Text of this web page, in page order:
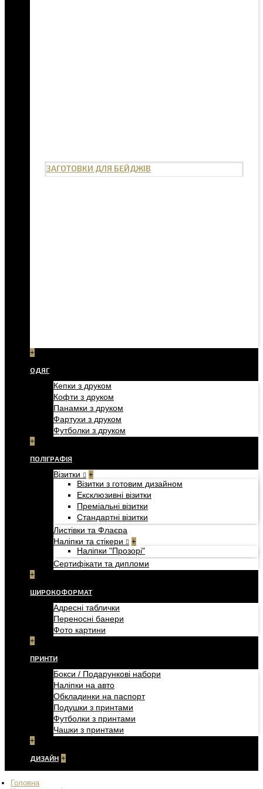
ЗАГОТОВКИ ДЛЯ БЕЙДЖІВ
+
ОДЯГ
Кепки з друком
Кофти з друком
Панамки з друком
Фартухи з друком
Футболки з друком
+
ПОЛІГРАФІЯ
Візитки +
Візитки з готовим дизайном
Ексклюзивні візитки
Преміальні візитки
Стандартні візитки
Листівки та Флаєра
Наліпки та стікери
+
Наліпки "Прозорі"
Сертифікати та дипломи
+
ШИРОКОФОРМАТ
Адресні таблички
Переносні банери
Фото картини
+
ПРИНТИ
Бокси / Подарункові набори
Наліпки на авто
Обкладинки на паспорт
Подушки з принтами
Футболки з принтами
Чашки з принтами
+
ДИЗАЙН +
Головна